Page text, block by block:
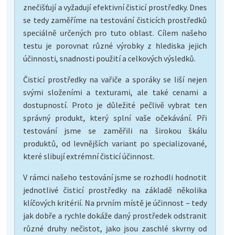
znečišťují a vyžadují efektivní čisticí prostředky. Dnes
se tedy zaměříme na testování čisticích prostředků
speciálně určených pro tuto oblast. Cílem našeho
testu je porovnat různé výrobky z hlediska jejich
účinnosti, snadnosti použití a celkových výsledků.
Čisticí prostředky na vařiče a sporáky se liší nejen
svými složeními a texturami, ale také cenami a
dostupností. Proto je důležité pečlivě vybrat ten
správný produkt, který splní vaše očekávání. Při
testování jsme se zaměřili na širokou škálu
produktů, od levnějších variant po specializované,
které slibují extrémní čisticí účinnost.
V rámci našeho testování jsme se rozhodli hodnotit
jednotlivé čisticí prostředky na základě několika
klíčových kritérií. Na prvním místě je účinnost – tedy
jak dobře a rychle dokáže daný prostředek odstranit
různé druhy nečistot, jako jsou zaschlé skvrny od